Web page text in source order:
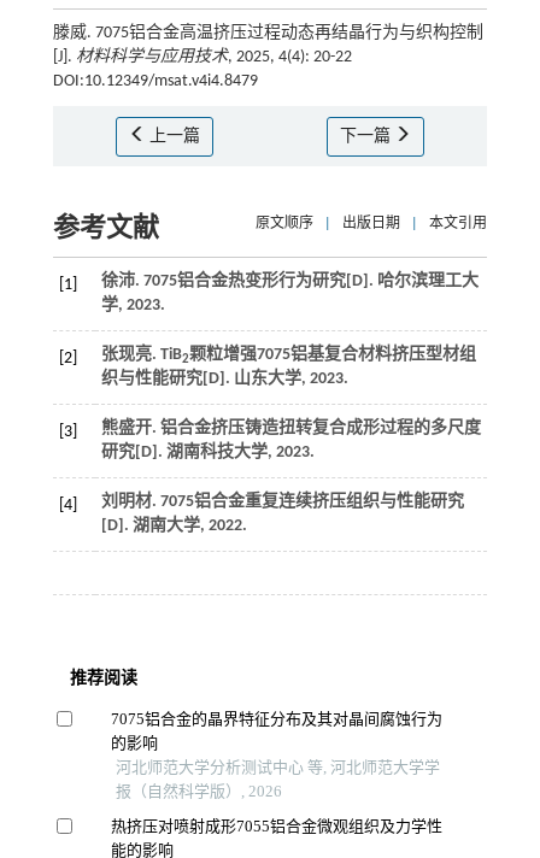
滕威. 7075铝合金高温挤压过程动态再结晶行为与织构控制
[J]. 材料科学与应用技术, 2025, 4(4): 20-22
DOI:10.12349/msat.v4i4.8479
上一篇 下一篇
参考文献 原文顺序 出版日期 本文引用
[1] 徐沛. 7075铝合金热变形行为研究[D]. 哈尔滨理工大
学, 2023.
[2] 张现亮. TiB2颗粒增强7075铝基复合材料挤压型材组
织与性能研究[D]. 山东大学, 2023.
[3] 熊盛开. 铝合金挤压铸造扭转复合成形过程的多尺度
研究[D]. 湖南科技大学, 2023.
[4] 刘明材. 7075铝合金重复连续挤压组织与性能研究
[D]. 湖南大学, 2022.